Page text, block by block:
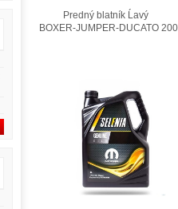
Predný blatník Ĺavý
BOXER-JUMPER-DUCATO